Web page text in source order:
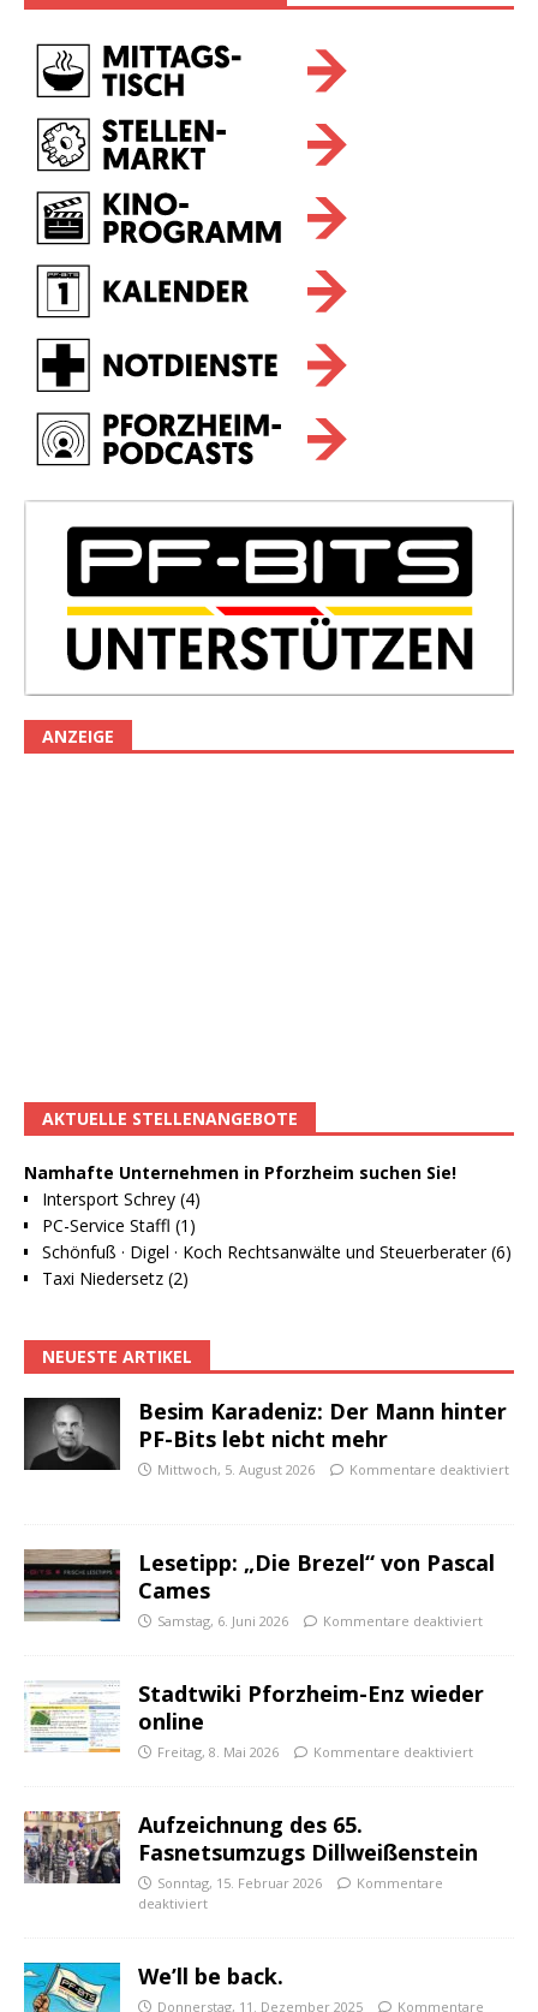
ANZEIGE
AKTUELLE STELLENANGEBOTE
Namhafte Unternehmen in Pforzheim suchen Sie!
Intersport Schrey (4)
PC-Service Staffl (1)
Schönfuß · Digel · Koch Rechtsanwälte und Steuerberater (6)
Taxi Niedersetz (2)
NEUESTE ARTIKEL
Besim Karadeniz: Der Mann hinter
PF-Bits lebt nicht mehr
Mittwoch, 5. August 2026 Kommentare deaktiviert
Lesetipp: „Die Brezel“ von Pascal
Cames
Samstag, 6. Juni 2026 Kommentare deaktiviert
Stadtwiki Pforzheim-Enz wieder
online
Freitag, 8. Mai 2026 Kommentare deaktiviert
Aufzeichnung des 65.
Fasnetsumzugs Dillweißenstein
Sonntag, 15. Februar 2026
Kommentare
deaktiviert
We’ll be back.
Donnerstag, 11. Dezember 2025
Kommentare